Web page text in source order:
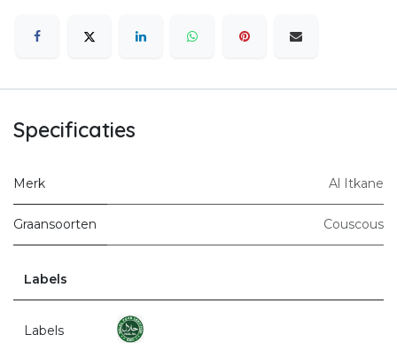
Specificaties
Merk Al Itkane
Graansoorten Couscous
Labels
Labels